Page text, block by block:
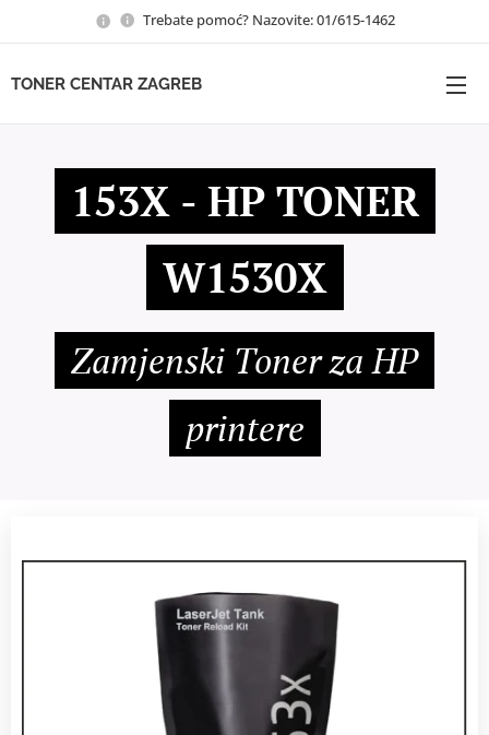
Trebate pomoć? Nazovite: 01/615-1462
TONER CENTAR ZAGREB
153X - HP TONER
W1530X
Zamjenski Toner za HP
printere